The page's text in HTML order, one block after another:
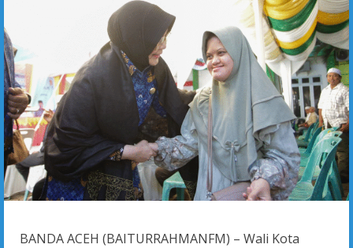
BANDA ACEH (BAITURRAHMANFM) – Wali Kota